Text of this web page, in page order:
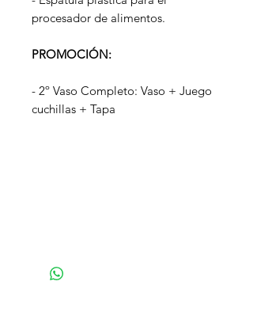
procesador de alimentos.
PROMOCIÓN:
- 2º Vaso Completo: Vaso + Juego
cuchillas + Tapa